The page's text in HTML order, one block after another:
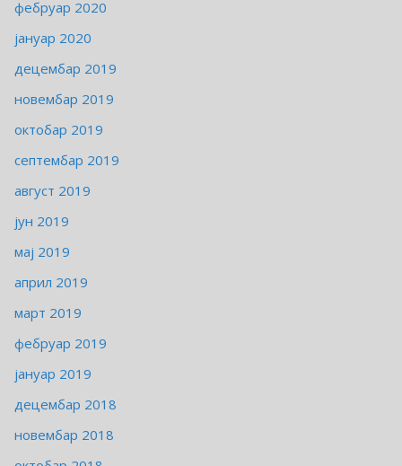
фебруар 2020
јануар 2020
децембар 2019
новембар 2019
октобар 2019
септембар 2019
август 2019
јун 2019
мај 2019
април 2019
март 2019
фебруар 2019
јануар 2019
децембар 2018
новембар 2018